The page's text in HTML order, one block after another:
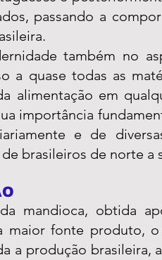
passando a
também no
a quase todas as
alimentação em
importância
e de
brasileiros de norte a
mandioca, obtida
maior fonte produto,
a produção brasileira,